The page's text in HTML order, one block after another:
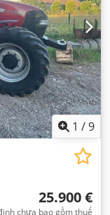
1 /9
25.900 €
chưa bao gồm thuế